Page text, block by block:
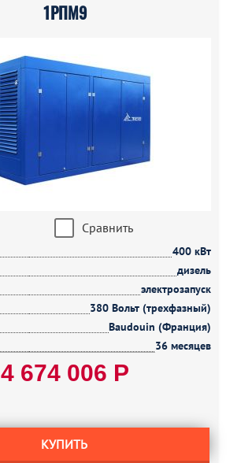
1РПМ9
Сравнить
400 кВт
дизель
электрозапуск
380 Вольт (трехфазный)
Baudouin (Франция)
36 месяцев
4 674 006 Р
КУПИТЬ